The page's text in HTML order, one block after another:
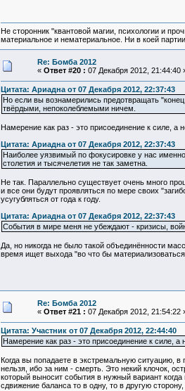
Не сторонник "квантовой магии, психологии и
материальное и нематериальное. Ни в коей
Re: Бомба 2012
« Ответ #20 : 07 Декабря 2012, 21:44:40
Цитата: Ариадна от 07 Декабря 2012, 22:37:43
Но если вы вознамерились предотвращать
твёрдыми, непоколеблемыми ничем.
Намерение как раз - это присоединение к силе, а
Цитата: Ариадна от 07 Декабря 2012, 22:37:43
Наиболее уязвимый по фокусировке у нас
столетия и тысячелетия не так заметна.
Не так. Параллельно существует очень много
и все они будут проявляться по мере своих
усугубляться от года к году.
Цитата: Ариадна от 07 Декабря 2012, 22:37:43
События в мире меня не убеждают - кризисы,
Да, но никогда не было такой объединённости
время ищет выхода "во что бы
Re: Бомба 2012
« Ответ #21 : 07 Декабря 2012, 21:54:22
Цитата: Участник от 07 Декабря 2012, 22:44:40
Намерение как раз - это присоединение к силе,
Когда вы попадаете в экстремальную ситуацию,
нельзя, ибо за ним - смерть. Это некий клочок,
который выносит события в нужный вариант
сдвижение баланса то в одну, то в другую